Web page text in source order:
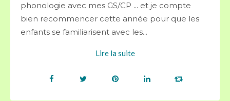
phonologie avec mes GS/CP ... et je compte
bien recommencer cette année pour que les
enfants se familiarisent avec les...
Lire la suite